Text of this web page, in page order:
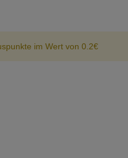
im Wert von 0.2€